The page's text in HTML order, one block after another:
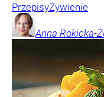
PrzepisyŻywienie
Anna Rokicka-